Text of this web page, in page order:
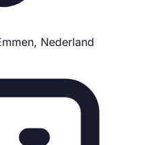
Nederland